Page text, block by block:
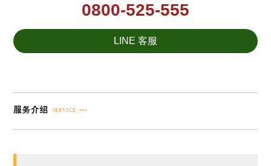
0800-525-555
LINE 客服